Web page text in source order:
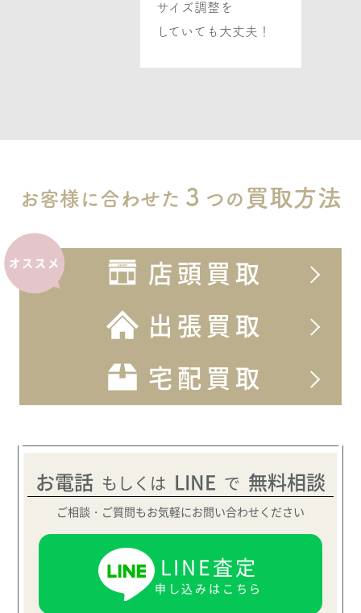
FLEUR フルール
TITANIA ティターニア
ASK
DESDEMONA デズデモナ
ヴェラウォン
ASK
サイズ調整を
していても大丈夫！
お客様に合わせた ３ つの 買取方法
オススメ
店頭買取
出張買取
宅配買取
お電話 もしくは LINE で 無料相談
ご相談・ご質問もお気軽にお問い合わせください
LINE査定
申し込みはこちら